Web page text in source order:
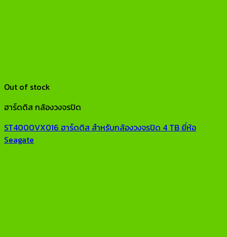
Out of stock
ฮาร์ดดิส กล้องวงจรปิด
ST4000VX016 ฮาร์ดดิส สำหรับกล้องวงจรปิด 4 TB ยี่ห้อ
Seagate